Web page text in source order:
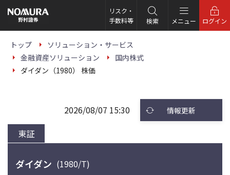
の
ー
リスク・
手数料等
検索 メニュー ログイン
トップ
ソリューション・サービス
金融資産ソリューション
国内株式
ダイダン（1980） 株価
東証
2026/08/07 15:30 情報更新
ダイダン (1980/T)